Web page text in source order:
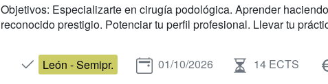
Objetivos: Especializarte en cirugía podológica. Aprender
reconocido prestigio. Potenciar tu perfil profesional. Llevar tu
León - Semipr. 01/10/2026 14 ECTS